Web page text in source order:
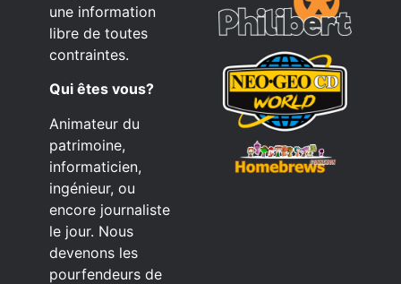
une information
libre de toutes
contraintes.
Qui êtes vous?
Animateur du
patrimoine,
informaticien,
ingénieur, ou
encore journaliste
le jour. Nous
devenons les
pourfendeurs de